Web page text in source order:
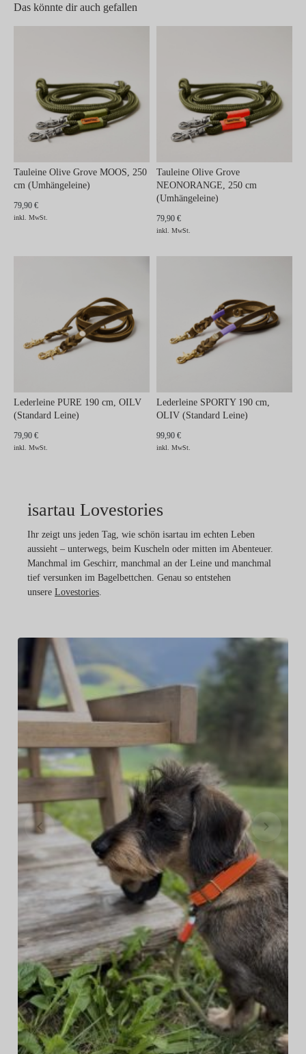
Das könnte dir auch gefallen
Tauleine Olive Grove MOOS, 250
cm (Umhängeleine)
79,90 €
inkl. MwSt.
Tauleine Olive Grove
NEONORANGE, 250 cm
(Umhängeleine)
79,90 €
inkl. MwSt.
Lederleine PURE 190 cm, OILV
(Standard Leine)
79,90 €
inkl. MwSt.
Lederleine SPORTY 190 cm,
OLIV (Standard Leine)
99,90 €
inkl. MwSt.
isartau Lovestories
Ihr zeigt uns jeden Tag, wie schön isartau im echten Leben
aussieht – unterwegs, beim Kuscheln oder mitten im Abenteuer.
Manchmal im Geschirr, manchmal an der Leine und manchmal
tief versunken im Bagelbettchen. Genau so entstehen
unsere Lovestories.